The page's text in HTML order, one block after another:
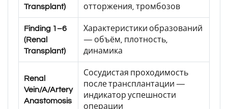
Transplant)
отторжения, тромбозов
Finding 1–6
(Renal
Transplant)
Характеристики образований
— объём, плотность,
динамика
Renal
Vein/A/Artery
Anastomosis
Сосудистая проходимость
после трансплантации —
индикатор успешности
операции